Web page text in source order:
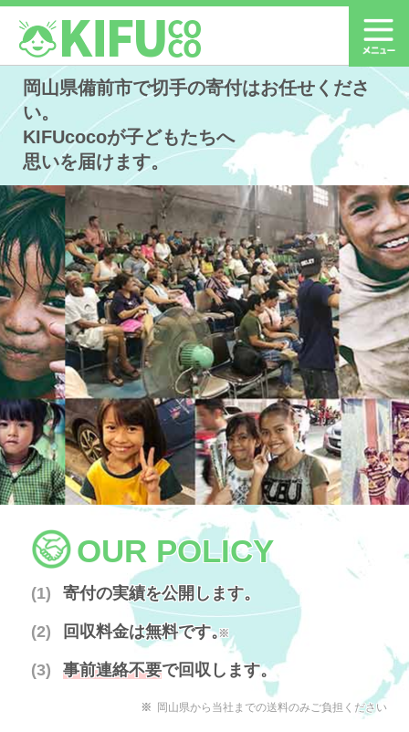
岡山県備前市で切手の寄付はお任せくださ
い。
KIFUcocoが子どもたちへ
思いを届けます。
OUR POLICY
寄付の実績を公開します。
回収料金は無料です。
※
事前連絡不要で回収します。
岡山県から当社までの送料のみご負担ください